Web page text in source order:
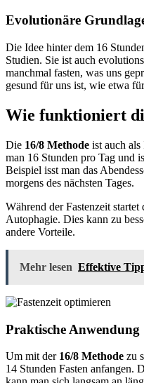
Evolutionäre
Die Idee hinter dem 16
Studien. Sie ist auch
manchmal fasten, was uns
gesund für uns ist, wie etwa
Wie funktioniert
Die 16/8 Methode ist auch
man 16 Stunden pro Tag und
Beispiel isst man das
morgens des nächsten Tages.
Während der Fastenzeit
Autophagie. Dies kann zu
andere Vorteile.
Mehr lesen Effektive
Praktische Anwendung
Um mit der 16/8 Methode zu
14 Stunden Fasten anfangen.